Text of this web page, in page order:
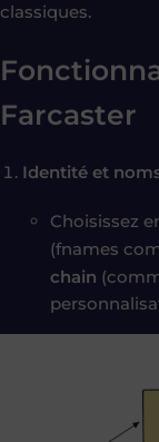
classiques.
Farcaster
Identité et
Choisissez
(fnames
chain